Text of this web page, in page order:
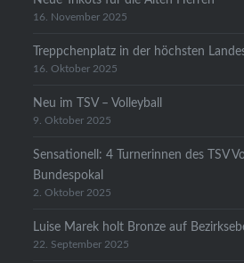
16. November 2025
Treppchenplatz in der höchsten
16. Oktober 2025
Neu im TSV – Volleyball
9. Oktober 2025
Sensationell: 4 Turnerinnen des TSV
Bundespokal
2. Oktober 2025
Luise Marek holt Bronze auf
22. September 2025